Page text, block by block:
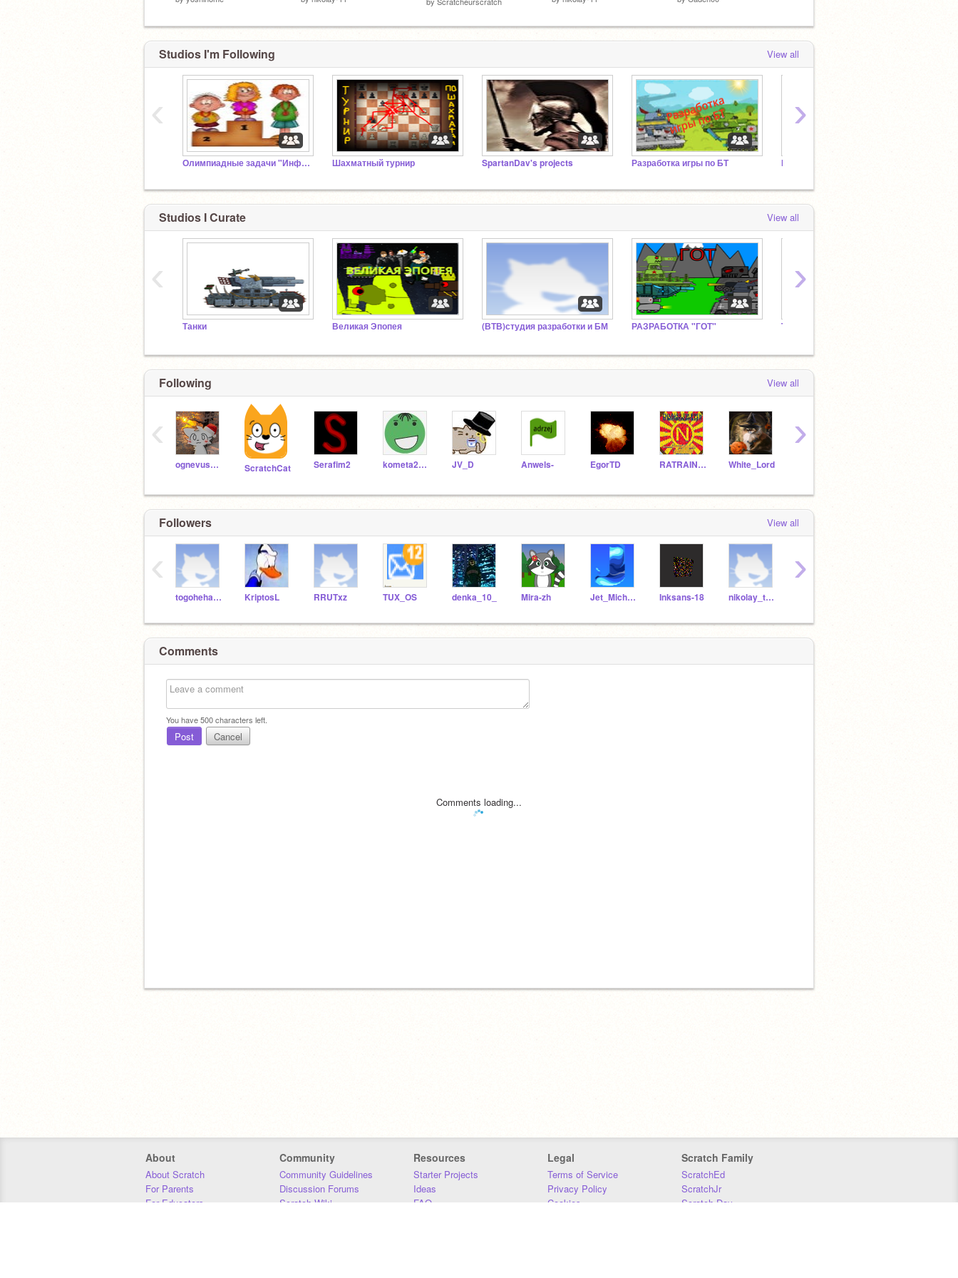
Studios I'm Following View all
Олимпиадные задачи "Информаша" 5-6 класс Шахматный турнир SpartanDav's projects Разработка игры по БТ Великая Эпопея
‹ ›
Studios I Curate View all
Танки Великая Эпопея (ВТВ)студия разработки и БМ РАЗРАБОТКА "ГОТ" The Zheka Cafe :)
‹ ›
Following View all
ognevushka ScratchCat Serafim2 kometa2007 JV_D Anwels- EgorTD RATRAINBOW White_Lord
‹ ›
Followers View all
togohehachiro KriptosL RRUTxz TUX_OS denka_10_ Mira-zh Jet_Michael Inksans-18 nikolay_tests
‹ ›
Comments
You have500characters left.
Post Cancel
Comments loading...
About
About Scratch
For Parents
For Educators
Community
Community Guidelines
Discussion Forums
Scratch Wiki
Resources
Starter Projects
Ideas
FAQ
Legal
Terms of Service
Privacy Policy
Cookies
Scratch Family
ScratchEd
ScratchJr
Scratch Day